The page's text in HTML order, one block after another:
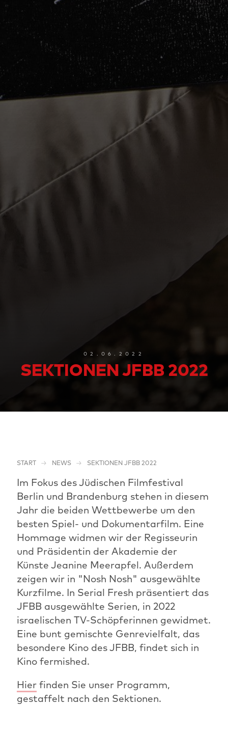
02.06.2022
SEKTIONEN JFBB 2022
START NEWS SEKTIONEN JFBB 2022
Im Fokus des Jüdischen Filmfestival
Berlin und Brandenburg stehen in diesem
Jahr die beiden Wettbewerbe um den
besten Spiel- und Dokumentarfilm. Eine
Hommage widmen wir der Regisseurin
und Präsidentin der Akademie der
Künste Jeanine Meerapfel. Außerdem
zeigen wir in "Nosh Nosh" ausgewählte
Kurzfilme. In Serial Fresh präsentiert das
JFBB ausgewählte Serien, in 2022
israelischen TV-Schöpferinnen gewidmet.
Eine bunt gemischte Genrevielfalt, das
besondere Kino des JFBB, findet sich in
Kino fermished.
Hierfinden Sie unser Programm,
gestaffelt nach den Sektionen.